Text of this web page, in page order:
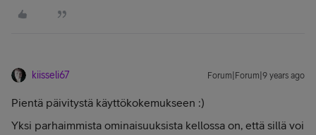
kiisseli67 Forum|Forum|9 years ago
Pientä päivitystä käyttökokemukseen :)
Yksi parhaimmista ominaisuuksista kellossa on, että sillä voi